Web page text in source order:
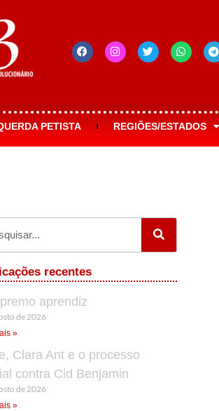
PETISTA REGIÕES/ESTADOS
recentes
aprendiz
de 2026
»
Clara Ant e o processo
contra Cid Benjamin
de 2026
»